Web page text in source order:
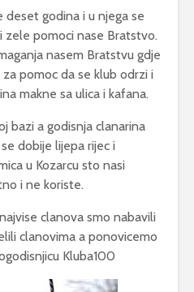
deset godina i u njega se
zele pomoci nase Bratstvo.
nasem Bratstvu gdje
pomoc da se klub odrzi i
makne sa ulica i kafana.
bazi a godisnja clanarina
dobije lijepa rijec i
u Kozarcu sto nasi
i ne koriste.
clanova smo nabavili
clanovima a ponovicemo
Kluba100